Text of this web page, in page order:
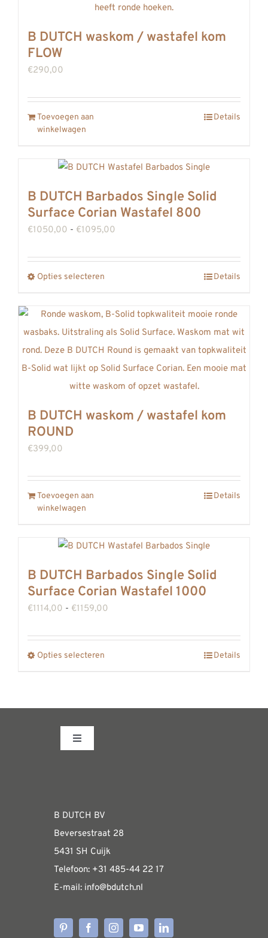
B DUTCH waskom / wastafel kom
FLOW
€290,00
Toevoegen aan
winkelwagen
Details
B DUTCH Barbados Single Solid
Surface Corian Wastafel 800
€1050,00 - €1095,00
tot
Opties selecteren
heeft
meerdere
variaties.
Deze
optie
gekozen
de
Details
B DUTCH waskom / wastafel kom
ROUND
€399,00
Toevoegen aan
winkelwagen
Details
B DUTCH Barbados Single Solid
Surface Corian Wastafel 1000
€1114,00 - €1159,00
tot
Opties selecteren
meerdere
op
de
productpagina
Details
Toggle
WEBSHOP
Algemene informatie &
Verzendkosten
Levertijden
B DUTCH BV
Beversestraat 28
5431 SH Cuijk
Telefoon: +31 485-44 22 17
E-mail: info@bdutch.nl